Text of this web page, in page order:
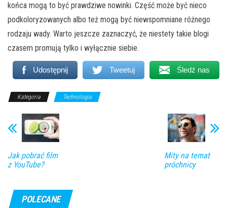
końca mogą to być prawdziwe nowinki. Część może być nieco
podkoloryzowanych albo też mogą być niewspomniane różnego
rodzaju wady. Warto jeszcze zaznaczyć, że niestety takie blogi
czasem promują tylko i wyłącznie siebie.
Udostępnij Tweetuj Śledź nas
Kategoria Technologia
Jak pobrać film
z YouTube?
Mity na temat
próchnicy
POLECANE